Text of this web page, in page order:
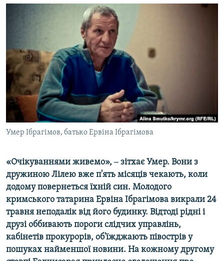
ВІДЕОУРОКИ «ELIFBE»
СВІДЧЕННЯ ОКУПАЦІЇ
УКРАЇНСЬКА ПРОБЛЕМА КРИМУ
ІНФОГРАФІКА
ЯК ОБІЙТИ БЛОКУВАННЯ
Русский
Qırımtatar
ДОЛУЧАЙСЯ!
Усі сайти RFE/RL
Умер Ібрагімов, батько Ервіна Ібрагімова
«Очікуваннями живемо», ‒ зітхає Умер. Вони з
дружиною Лілею вже п'ять місяців чекають, коли
додому повернеться їхній син. Молодого
кримського татарина Ервіна Ібрагімова викрали 24
травня неподалік від його будинку. Відтоді рідні і
друзі оббивають пороги слідчих управлінь,
кабінетів прокурорів, об'їжджають півострів у
пошуках найменшої новини. На кожному другому